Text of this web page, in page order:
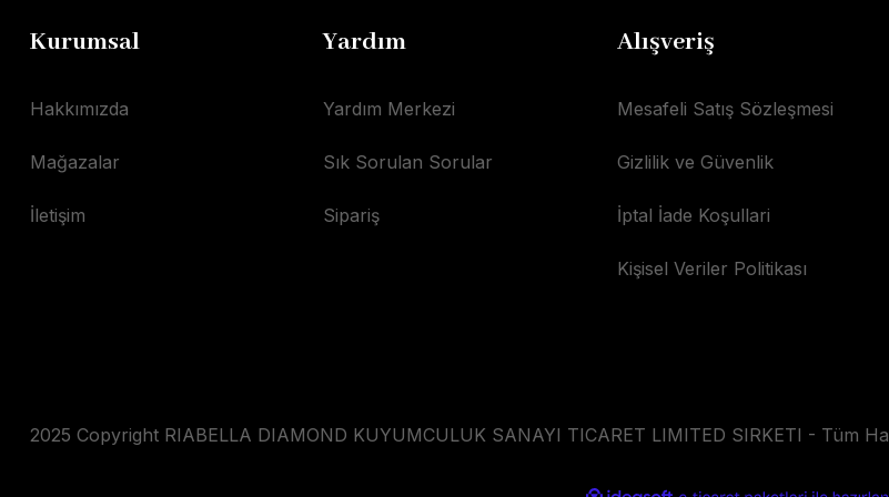
Kurumsal
Hakkımızda
Mağazalar
İletişim
Yardım
Yardım Merkezi
Sık Sorulan Sorular
Sipariş
Alışveriş
Mesafeli Satış Sözleşmesi
Gizlilik ve Güvenlik
İptal İade Koşullari
Kişisel Veriler Politikası
2025 Copyright RIABELLA DIAMOND KUYUMCULUK SANAYI TICARET LIMITED SIRKETI - Tüm